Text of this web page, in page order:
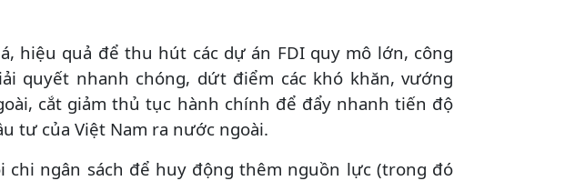
hiệu quả để thu hút các dự án FDI quy mô lớn, công
quyết nhanh chóng, dứt điểm các khó khăn, vướng
cắt giảm thủ tục hành chính để đẩy nhanh tiến độ
tư của Việt Nam ra nước ngoài.
chi ngân sách để huy động thêm nguồn lực (trong đó